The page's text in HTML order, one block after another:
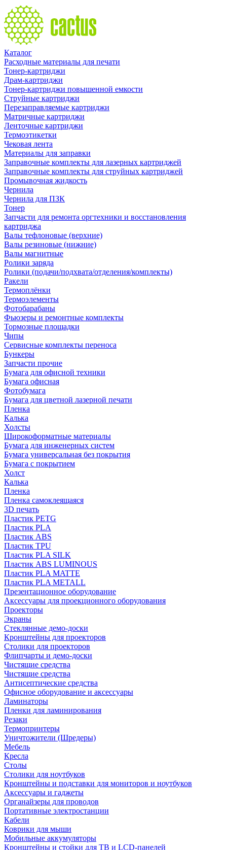
Каталог
Расходные материалы для печати
Тонер-картриджи
Драм-картриджи
Тонер-картриджи повышенной емкости
Струйные картриджи
Перезаправляемые картриджи
Матричные картриджи
Ленточные картриджи
Термоэтикетки
Чековая лента
Материалы для заправки
Заправочные комплекты для лазерных картриджей
Заправочные комплекты для струйных картриджей
Промывочная жидкость
Чернила
Чернила для ПЗК
Тонер
Запчасти для ремонта оргтехники и восстановления
картриджа
Валы тефлоновые (верхние)
Валы резиновые (нижние)
Валы магнитные
Ролики заряда
Ролики (подачи/подхвата/отделения/комплекты)
Ракели
Термоплёнки
Термоэлементы
Фотобарабаны
Фьюзеры и ремонтные комплекты
Тормозные площадки
Чипы
Сервисные комплекты переноса
Бункеры
Запчасти прочие
Бумага для офисной техники
Бумага офисная
Фотобумага
Бумага для цветной лазерной печати
Пленка
Калька
Холсты
Широкоформатные материалы
Бумага для инженерных систем
Бумага универсальная без покрытия
Бумага с покрытием
Холст
Калька
Пленка
Пленка самоклеящаяся
3D печать
Пластик PETG
Пластик PLA
Пластик ABS
Пластик TPU
Пластик PLA SILK
Пластик ABS LUMINOUS
Пластик PLA MATTE
Пластик PLA METALL
Презентационное оборудование
Аксессуары для проекционного оборудования
Проекторы
Экраны
Стеклянные демо-доски
Кронштейны для проекторов
Столики для проекторов
Флипчарты и демо-доски
Чистящие средства
Чистящие средства
Антисептические средства
Офисное оборудование и аксессуары
Ламинаторы
Пленки для ламинирования
Резаки
Термопринтеры
Уничтожители (Шредеры)
Мебель
Кресла
Столы
Столики для ноутбуков
Кронштейны и подставки для мониторов и ноутбуков
Аксессуары и гаджеты
Органайзеры для проводов
Портативные электростанции
Кабели
Коврики для мыши
Мобильные аккумуляторы
Кронштейны и стойки для ТВ и LCD-панелей